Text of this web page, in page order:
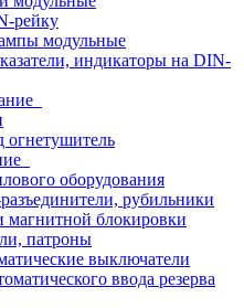
рейку
модульные
индикаторы на DIN-
огнетушитель
оборудования
рубильники
магнитной блокировки
патроны
выключатели
ввода резерва